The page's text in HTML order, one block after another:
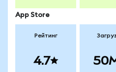
App Store
Рейтинг
4.7